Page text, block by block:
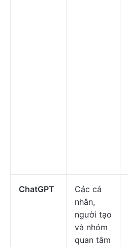
ChatGPT
Các cá
nhân,
người tạo
và nhóm
quan tâm